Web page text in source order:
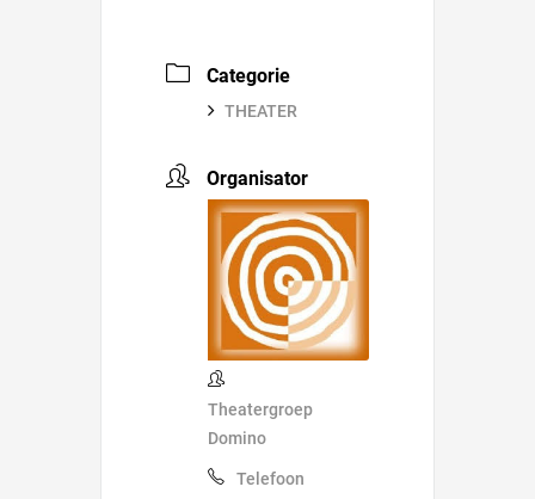
Categorie
THEATER
Organisator
Theatergroep
Domino
Telefoon